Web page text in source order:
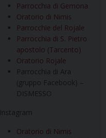
Parrocchia di Gemona
Oratorio di Nimis
Parrocchie del Rojale
Parrocchia di S. Pietro
apostolo (Tarcento)
Oratorio Rojale
Parrocchia di Ara
(gruppo Facebook) –
DISMESSO
Instagram
Oratorio di Nimis